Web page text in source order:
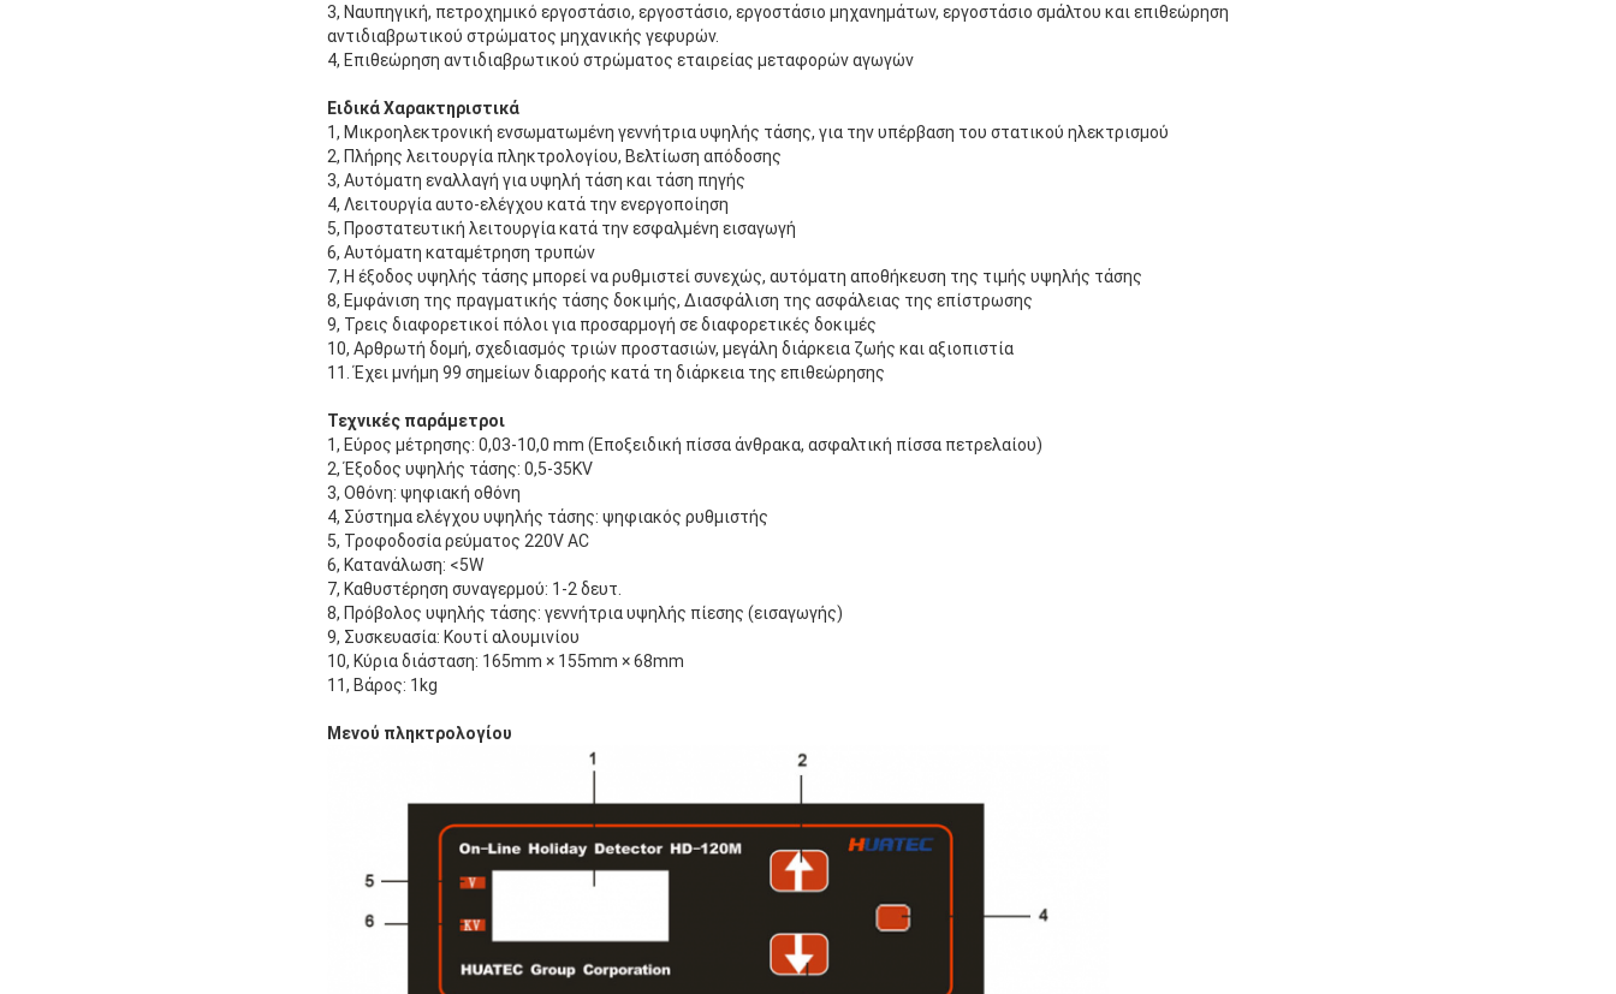
3, Ναυπηγική, πετροχημικό εργοστάσιο, εργοστάσιο, εργοστάσιο μηχανημάτων, εργοστάσιο σμάλτου και επιθεώρηση
αντιδιαβρωτικού στρώματος μηχανικής γεφυρών.
4, Επιθεώρηση αντιδιαβρωτικού στρώματος εταιρείας μεταφορών αγωγών
Ειδικά Χαρακτηριστικά
1, Μικροηλεκτρονική ενσωματωμένη γεννήτρια υψηλής τάσης, για την υπέρβαση του στατικού ηλεκτρισμού
2, Πλήρης λειτουργία πληκτρολογίου, Βελτίωση απόδοσης
3, Αυτόματη εναλλαγή για υψηλή τάση και τάση πηγής
4, Λειτουργία αυτο-ελέγχου κατά την ενεργοποίηση
5, Προστατευτική λειτουργία κατά την εσφαλμένη εισαγωγή
6, Αυτόματη καταμέτρηση τρυπών
7, Η έξοδος υψηλής τάσης μπορεί να ρυθμιστεί συνεχώς, αυτόματη αποθήκευση της τιμής υψηλής τάσης
8, Εμφάνιση της πραγματικής τάσης δοκιμής, Διασφάλιση της ασφάλειας της επίστρωσης
9, Τρεις διαφορετικοί πόλοι για προσαρμογή σε διαφορετικές δοκιμές
10, Αρθρωτή δομή, σχεδιασμός τριών προστασιών, μεγάλη διάρκεια ζωής και αξιοπιστία
11. Έχει μνήμη 99 σημείων διαρροής κατά τη διάρκεια της επιθεώρησης
Τεχνικές παράμετροι
1, Εύρος μέτρησης: 0,03-10,0 mm (Εποξειδική πίσσα άνθρακα, ασφαλτική πίσσα πετρελαίου)
2, Έξοδος υψηλής τάσης: 0,5-35KV
3, Οθόνη: ψηφιακή οθόνη
4, Σύστημα ελέγχου υψηλής τάσης: ψηφιακός ρυθμιστής
5, Τροφοδοσία ρεύματος 220V AC
6, Κατανάλωση: <5W
7, Καθυστέρηση συναγερμού: 1-2 δευτ.
8, Πρόβολος υψηλής τάσης: γεννήτρια υψηλής πίεσης (εισαγωγής)
9, Συσκευασία: Κουτί αλουμινίου
10, Κύρια διάσταση: 165mm × 155mm × 68mm
11, Βάρος: 1kg
Μενού πληκτρολογίου